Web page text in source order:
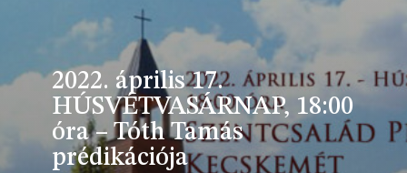
2022. április 17.
HÚSVÉTVASÁRNAP, 18:00
óra – Tóth Tamás
prédikációja